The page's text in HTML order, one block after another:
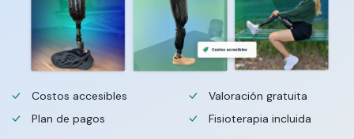
Costos accesibles
Plan de pagos
Valoración gratuita
Fisioterapia incluida